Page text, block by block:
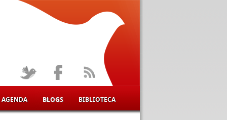
AGENDA BLOGS BIBLIOTECA